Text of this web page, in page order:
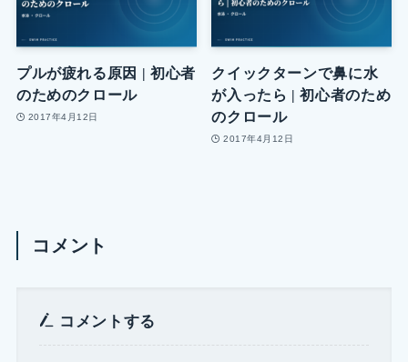
プルが疲れる原因 | 初心者
のためのクロール
2017年4月12日
クイックターンで鼻に水
が入ったら | 初心者のため
のクロール
2017年4月12日
コメント
コメントする